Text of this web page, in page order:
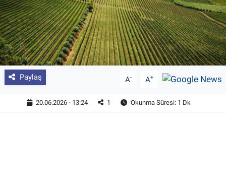
Paylaş A- A+
20.06.2026 - 13:24 1 Okunma Süresi: 1 Dk
Şeker ve Şekerli Mamüller
Tahıllar ve Baklagiller
Tohum